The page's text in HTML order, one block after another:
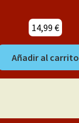
14,99 €
Añadir al carrito